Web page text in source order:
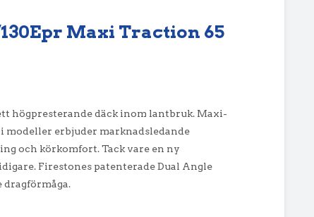
130Epr Maxi Traction 65
högpresterande däck inom lantbruk. Maxi-
modeller erbjuder marknadsledande
och körkomfort. Tack vare en ny
Firestones patenterade Dual Angle
dragförmåga.